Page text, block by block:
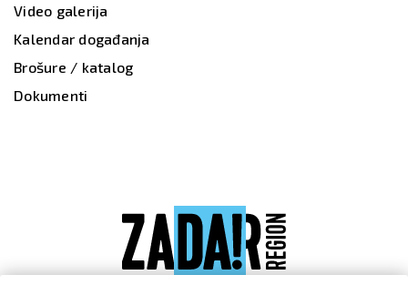
Video galerija
Kalendar događanja
Brošure / katalog
Dokumenti